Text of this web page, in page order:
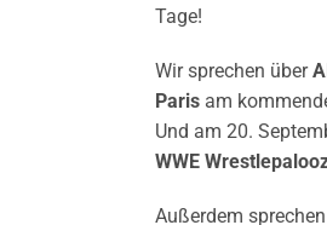
Tage!
Wir sprechen über
Paris am
Und am 20.
WWE
Außerdem